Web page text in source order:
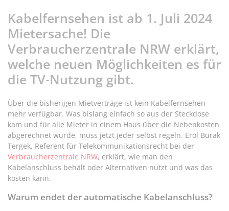
Kabelfernsehen ist ab 1. Juli 2024
Mietersache! Die
Verbraucherzentrale NRW erklärt,
welche neuen Möglichkeiten es für
die TV-Nutzung gibt.
Über die bisherigen Mietverträge ist kein Kabelfernsehen
mehr verfügbar. Was bislang einfach so aus der Steckdose
kam und für alle Mieter in einem Haus über die Nebenkosten
abgerechnet wurde, muss jetzt jeder selbst regeln. Erol Burak
Tergek, Referent für Telekommunikationsrecht bei der
Verbraucherzentrale NRW, erklärt, wie man den
Kabelanschluss behält oder Alternativen nutzt und was das
kosten kann.
Warum endet der automatische Kabelanschluss?